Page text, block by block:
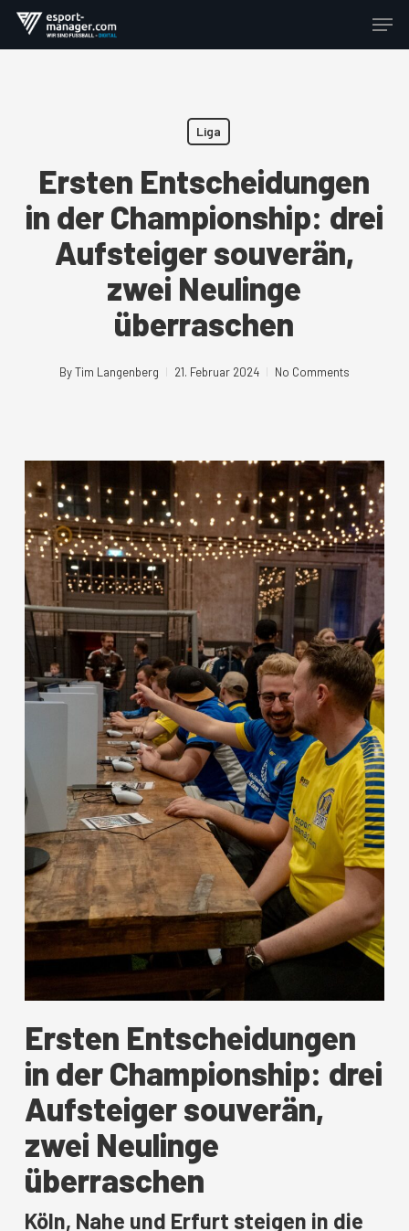
Skip
Menu
Liga
Ersten Entscheidungen
in der Championship: drei
Aufsteiger souverän,
zwei Neulinge
überraschen
ByTim Langenberg 21. Februar 2024 No Comments
Ersten Entscheidungen
in der Championship: drei
Aufsteiger souverän,
zwei Neulinge
überraschen
Köln, Nahe und Erfurt steigen in die